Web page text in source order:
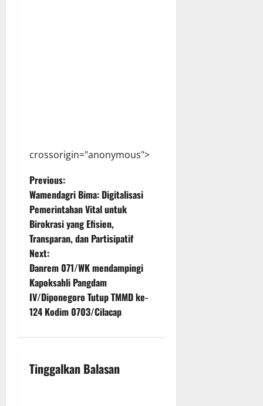
crossorigin="anonymous">
P
o
s
t
n
a
g
Previous:
Wamendagri Bima: Digitalisasi
Pemerintahan Vital untuk
Birokrasi yang Efisien,
Transparan, dan Partisipatif
Next:
Danrem 071/WK mendampingi
Kapoksahli Pangdam
IV/Diponegoro Tutup TMMD ke-
124 Kodim 0703/Cilacap
Tinggalkan Balasan